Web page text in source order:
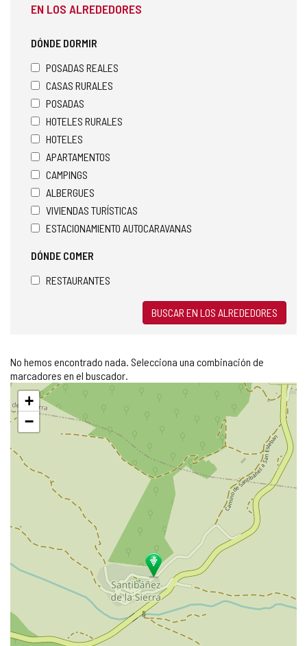
EN LOS ALREDEDORES
DÓNDE DORMIR
POSADAS REALES
CASAS RURALES
POSADAS
HOTELES RURALES
HOTELES
APARTAMENTOS
CAMPINGS
ALBERGUES
VIVIENDAS TURÍSTICAS
ESTACIONAMIENTO AUTOCARAVANAS
DÓNDE COMER
RESTAURANTES
BUSCAR EN LOS ALREDEDORES
No hemos encontrado nada. Selecciona una combinación de
marcadores en el buscador.
Saltar
mapa
+
−